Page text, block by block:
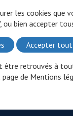
les cookies que
ou bien accepter
Accepter tout
être retrouvés à
de Mentions